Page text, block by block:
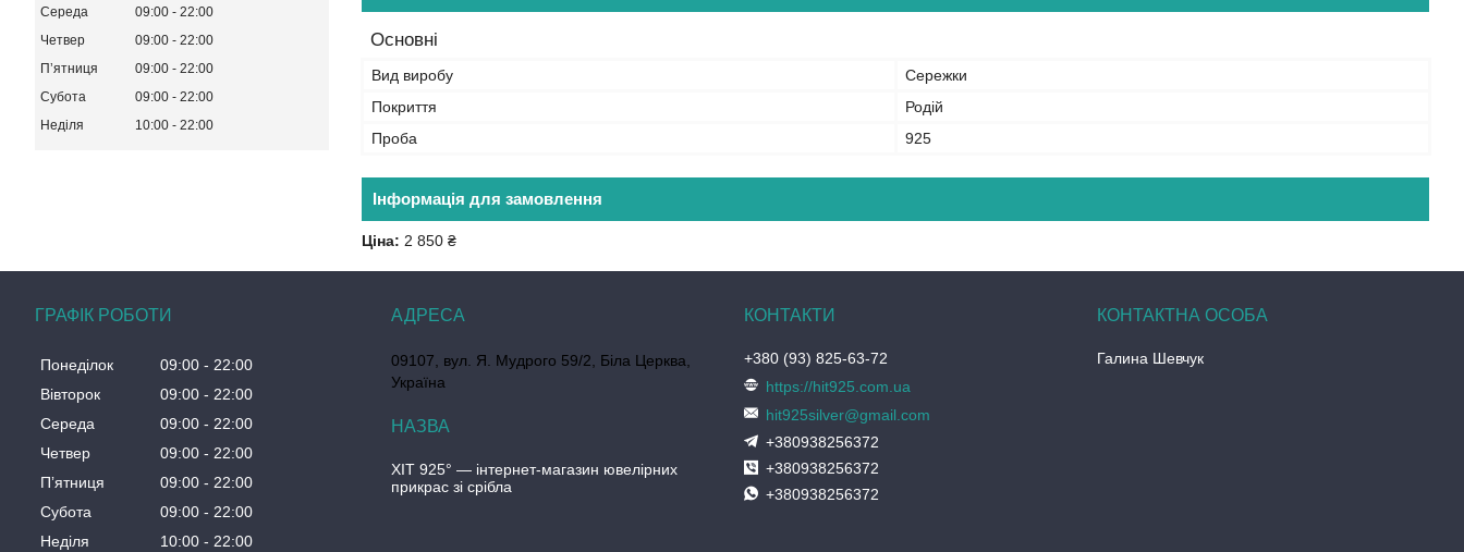
Основні
Вид виробу
Сережки
Покриття
Родій
Проба
925
Інформація для замовлення
Ціна: 2 850 ₴
Середа
09:00
22:00
Четвер
09:00
22:00
Пʼятниця
09:00
22:00
Субота
09:00
22:00
Неділя
10:00 22:00
ГРАФІК РОБОТИ
Понеділок 09:00
22:00
Вівторок
09:00
22:00
Середа
09:00
22:00
Четвер
09:00
22:00
Пʼятниця
09:00
22:00
Субота
09:00
22:00
Неділя
10:00 22:00
09107, вул. Я. Мудрого 59/2, Біла Церква,
Україна
ХІТ 925° — інтернет-магазин ювелірних
прикрас зі срібла
+380 (93) 825-63-72
https://hit925.com.ua
hit925silver@gmail.com
+380938256372
+380938256372
+380938256372
Галина Шевчук